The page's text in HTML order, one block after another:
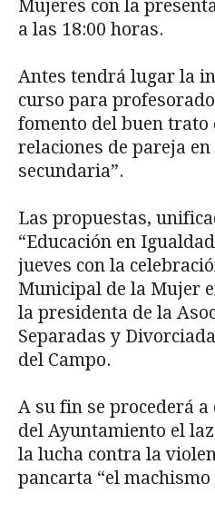
Mujeres con la
a las 18:00 horas.
Antes tendrá lugar la
curso para
fomento del buen trato
relaciones de pareja
secundaria”.
Las propuestas,
“Educación en
jueves con la
Municipal de la Mujer
la presidenta de la
Separadas y
del Campo.
A su fin se procederá
del Ayuntamiento el
la lucha contra la
pancarta “el machismo